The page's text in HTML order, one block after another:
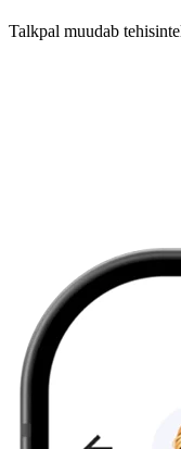
Talkpal muudab